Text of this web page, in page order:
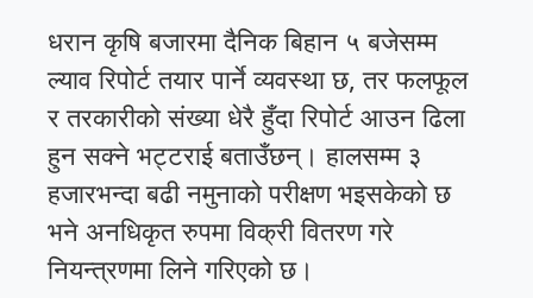
धरान कृषि बजारमा दैनिक बिहान ५ बजेसम्म
ल्याव रिपोर्ट तयार पार्ने व्यवस्था छ, तर फलफूल
र तरकारीको संख्या धेरै हुँदा रिपोर्ट आउन ढिला
हुन सक्ने भट्टराई बताउँछन्। हालसम्म ३
हजारभन्दा बढी नमुनाको परीक्षण भइसकेको छ
भने अनधिकृत रुपमा विक्री वितरण गरे
नियन्त्रणमा लिने गरिएको छ।